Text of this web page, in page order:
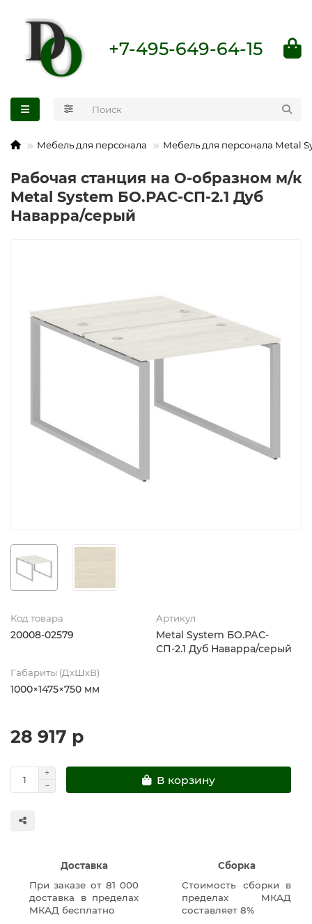
+7-495-649-64-15
Мебель для персонала Мебель для персонала Metal
Рабочая станция на О-образном м/к
Metal System БО.РАС-СП-2.1 Дуб
Наварра/серый
Код товара
20008-02579
Артикул
Metal System БО.РАС-
СП-2.1 Дуб Наварра/серый
Габариты (ДхШхВ)
1000×1475×750 мм
28 917 р
В корзину
Доставка
При заказе от 81 000
доставка в пределах
МКАД бесплатно
Сборка
Стоимость сборки в
пределах МКАД
составляет 8%